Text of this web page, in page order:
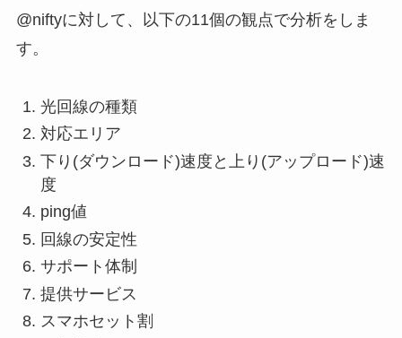
@niftyに対して、以下の11個の観点で分析をしま
す。
光回線の種類
対応エリア
下り(ダウンロード)速度と上り(アップロード)速
度
ping値
回線の安定性
サポート体制
提供サービス
スマホセット割